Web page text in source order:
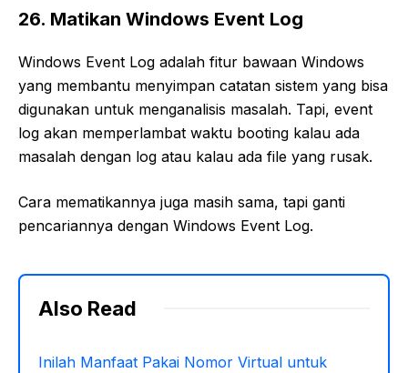
26. Matikan Windows Event Log
Windows Event Log adalah fitur bawaan Windows
yang membantu menyimpan catatan sistem yang bisa
digunakan untuk menganalisis masalah. Tapi, event
log akan memperlambat waktu booting kalau ada
masalah dengan log atau kalau ada file yang rusak.
Cara mematikannya juga masih sama, tapi ganti
pencariannya dengan Windows Event Log.
Also Read
Inilah Manfaat Pakai Nomor Virtual untuk